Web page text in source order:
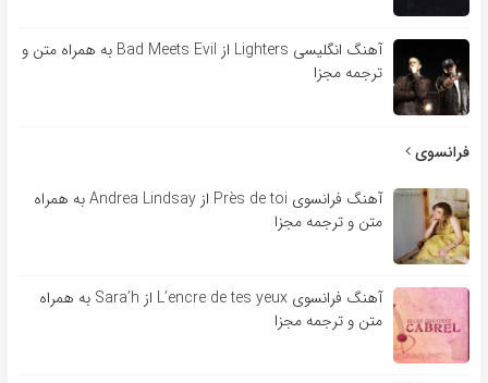
آهنگ انگلیسی Lighters از Bad Meets Evil به همراه متن و
ترجمه مجزا
فرانسوی
آهنگ فرانسوی Près de toi از Andrea Lindsay به همراه
متن و ترجمه مجزا
آهنگ فرانسوی L’encre de tes yeux از Sara’h به همراه
متن و ترجمه مجزا